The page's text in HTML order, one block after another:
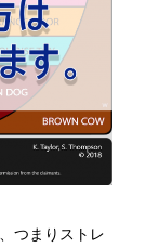
つまりストレ